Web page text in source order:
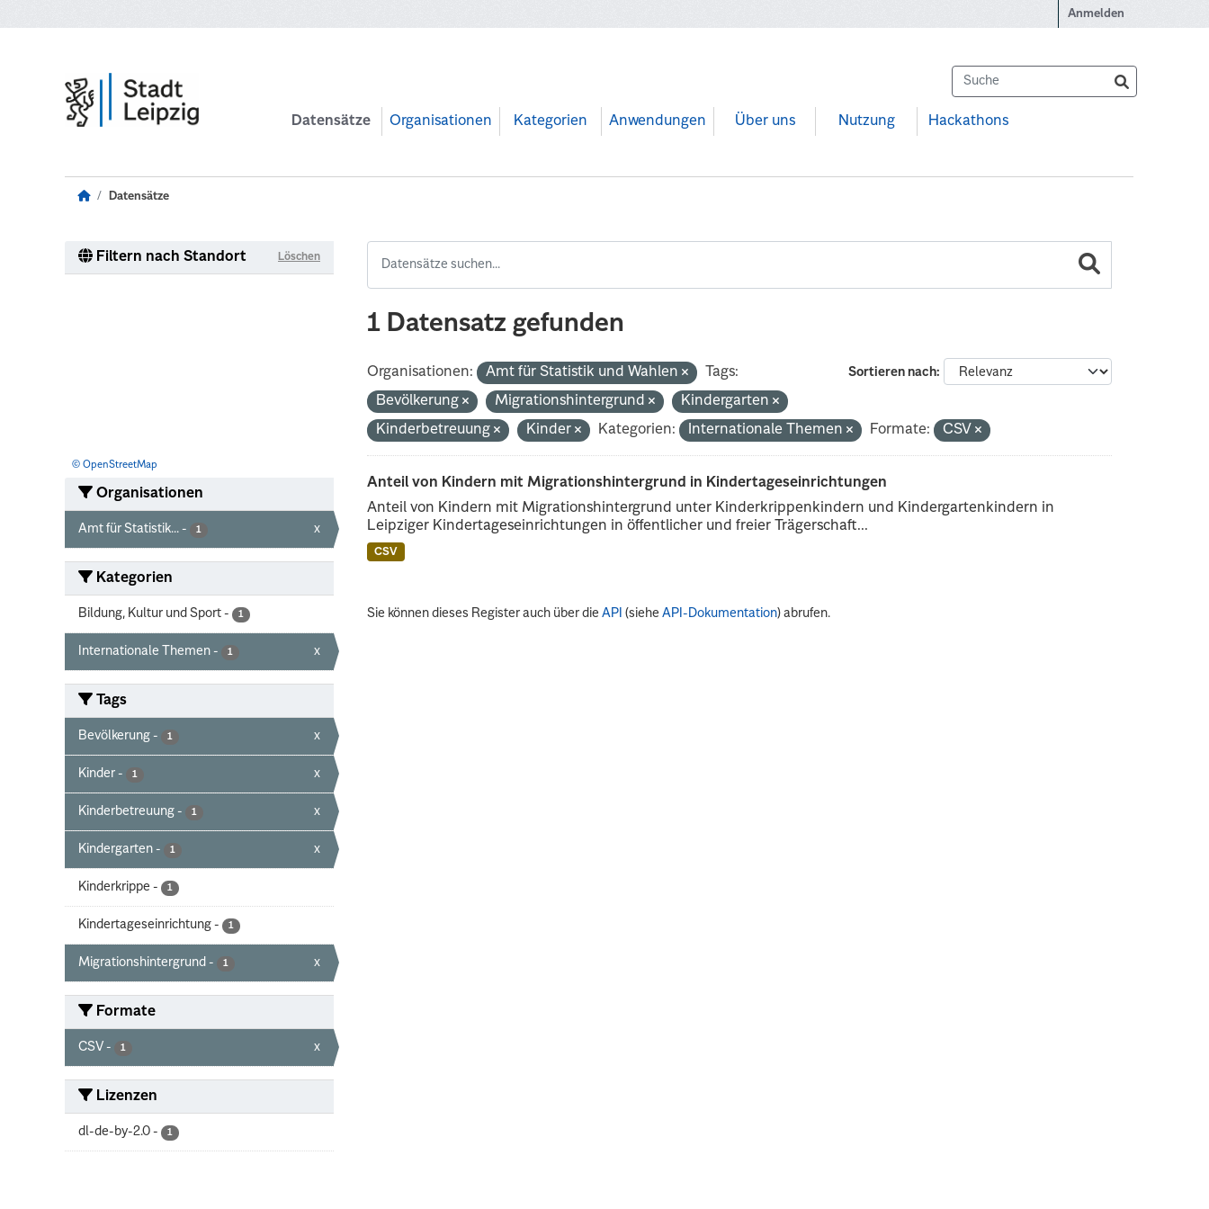
Anmelden
Datensätze Organisationen Kategorien Anwendungen Über uns Nutzung Hackathons
Datensätze
Filtern nach Standort Löschen
© OpenStreetMap
Organisationen
Amt für Statistik... - 1 x
Kategorien
Bildung, Kultur und Sport - 1
Internationale Themen - 1 x
Tags
Bevölkerung - 1 x
Kinder - 1 x
Kinderbetreuung - 1 x
Kindergarten - 1 x
Kinderkrippe - 1
Kindertageseinrichtung - 1
Migrationshintergrund - 1 x
Formate
CSV - 1 x
Lizenzen
dl-de-by-2.0 - 1
1 Datensatz gefunden
Sortieren nach
Organisationen: Amt für Statistik und Wahlen
Tags:
Bevölkerung
Migrationshintergrund
Kindergarten
Kinderbetreuung
Kinder Kategorien: Internationale Themen Formate: CSV
Anteil von Kindern mit Migrationshintergrund in Kindertageseinrichtungen
Anteil von Kindern mit Migrationshintergrund unter Kinderkrippenkindern und Kindergartenkindern in
Leipziger Kindertageseinrichtungen in öffentlicher und freier Trägerschaft...
CSV
Sie können dieses Register auch über dieAPI (sieheAPI-Dokumentation) abrufen.